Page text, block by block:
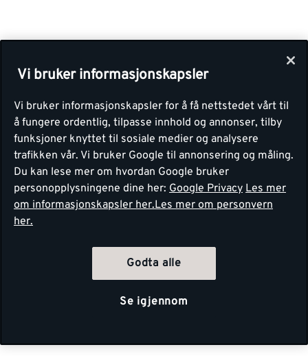
Vi bruker informasjonskapsler
Vi bruker informasjonskapsler for å få nettstedet vårt til
å fungere ordentlig, tilpasse innhold og annonser, tilby
funksjoner knyttet til sosiale medier og analysere
trafikken vår. Vi bruker Google til annonsering og måling.
Du kan lese mer om hvordan Google bruker
personopplysningene dine her: Google Privacy Les mer
om informasjonskapsler her.Les mer om personvern
her.
Godta alle
Se igjennom